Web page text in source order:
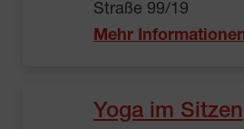
Straße 99/19
Mehr
Yoga im Sitzen